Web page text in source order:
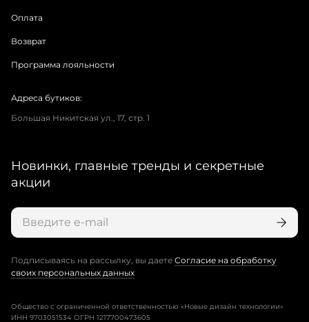
Оплата
Возврат
Программа лояльности
Адреса бутиков:
Большая Никитская ул., 17, стр. 1
Новинки, главные тренды и секретные
акции
Подписываясь на рассылку, вы даете Согласие на обработку
своих персональных данных
Общество с ограниченной ответственностью «Новые дизайн технологии»
ИНН 9703051534 ОГРН 1217700473605